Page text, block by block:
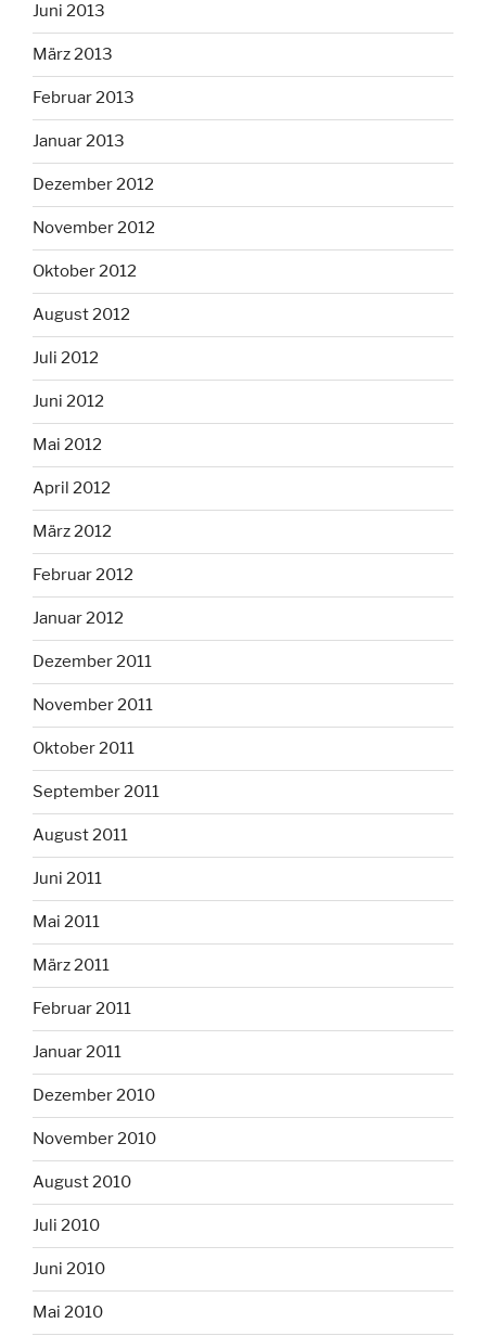
Juni 2013
März 2013
Februar 2013
Januar 2013
Dezember 2012
November 2012
Oktober 2012
August 2012
Juli 2012
Juni 2012
Mai 2012
April 2012
März 2012
Februar 2012
Januar 2012
Dezember 2011
November 2011
Oktober 2011
September 2011
August 2011
Juni 2011
Mai 2011
März 2011
Februar 2011
Januar 2011
Dezember 2010
November 2010
August 2010
Juli 2010
Juni 2010
Mai 2010